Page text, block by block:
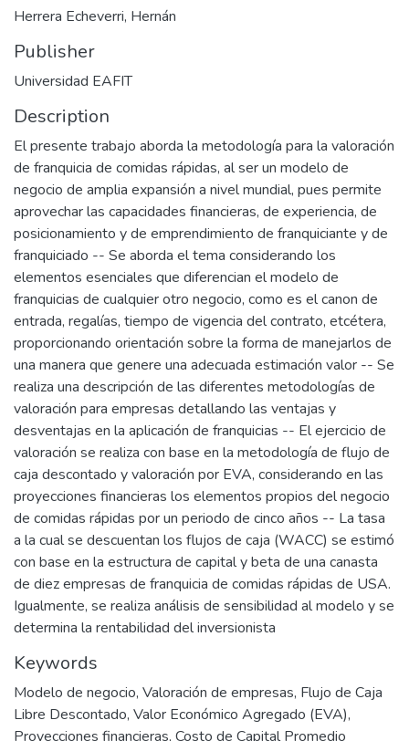
Herrera Echeverri, Hernán
Publisher
Universidad EAFIT
Description
El presente trabajo aborda la metodología para la valoración
de franquicia de comidas rápidas, al ser un modelo de
negocio de amplia expansión a nivel mundial, pues permite
aprovechar las capacidades financieras, de experiencia, de
posicionamiento y de emprendimiento de franquiciante y de
franquiciado -- Se aborda el tema considerando los
elementos esenciales que diferencian el modelo de
franquicias de cualquier otro negocio, como es el canon de
entrada, regalías, tiempo de vigencia del contrato, etcétera,
proporcionando orientación sobre la forma de manejarlos de
una manera que genere una adecuada estimación valor -- Se
realiza una descripción de las diferentes metodologías de
valoración para empresas detallando las ventajas y
desventajas en la aplicación de franquicias -- El ejercicio de
valoración se realiza con base en la metodología de flujo de
caja descontado y valoración por EVA, considerando en las
proyecciones financieras los elementos propios del negocio
de comidas rápidas por un periodo de cinco años -- La tasa
a la cual se descuentan los flujos de caja (WACC) se estimó
con base en la estructura de capital y beta de una canasta
de diez empresas de franquicia de comidas rápidas de USA.
Igualmente, se realiza análisis de sensibilidad al modelo y se
determina la rentabilidad del inversionista
Keywords
Modelo de negocio, Valoración de empresas, Flujo de Caja
Libre Descontado, Valor Económico Agregado (EVA),
Proyecciones financieras, Costo de Capital Promedio